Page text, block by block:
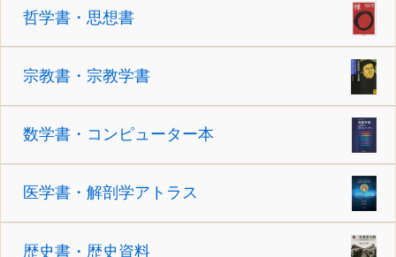
哲学書・思想書
宗教書・宗教学書
数学書・コンピューター本
医学書・解剖学アトラス
歴史書・歴史資料